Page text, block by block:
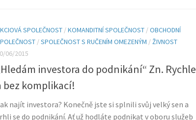
SPOLEČNOST /KOMANDITNÍ SPOLEČNOST /OBCHODNÍ
/SPOLEČNOST S RUČENÍM OMEZENÝM /ŽIVNOST
06/2015
investora do podnikání“ Zn. Rychle
bez komplikací!
najít investora? Konečně jste si splnili svůj velký sen a
se do podnikání. Ať už hodláte podnikat v oboru služeb